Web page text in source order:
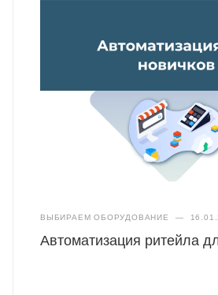
ВЫБИРАЕМ ОБОРУДОВАНИЕ —
Автоматизация ритейла